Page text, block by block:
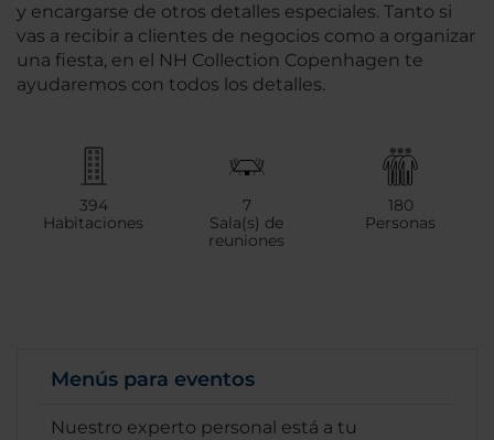
y encargarse de otros detalles especiales. Tanto si
vas a recibir a clientes de negocios como a organizar
una fiesta, en el NH Collection Copenhagen te
ayudaremos con todos los detalles.
394
Habitaciones
7
Sala(s) de
reuniones
180
Personas
Menús para eventos
Nuestro experto personal está a tu